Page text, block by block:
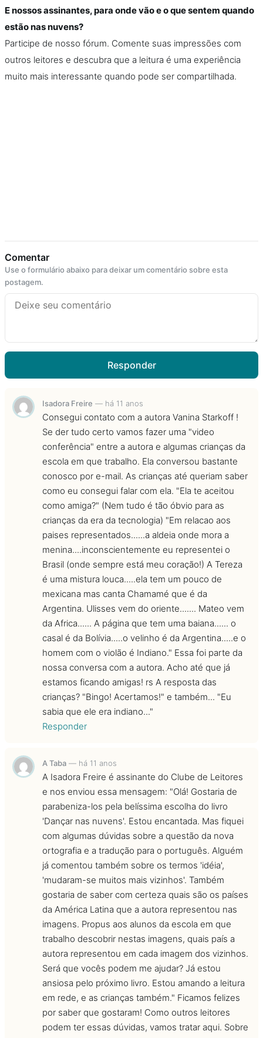
E nossos assinantes, para onde vão e o que sentem quando
estão nas nuvens?
Participe de nosso fórum. Comente suas impressões com
outros leitores e descubra que a leitura é uma experiência
muito mais interessante quando pode ser compartilhada.
Comentar
Use o formulário abaixo para deixar um comentário sobre esta
postagem.
Responder
Isadora Freire — há 11 anos
Consegui contato com a autora Vanina Starkoff !
Se der tudo certo vamos fazer uma "video
conferência" entre a autora e algumas crianças da
escola em que trabalho. Ela conversou bastante
conosco por e-mail. As crianças até queriam saber
como eu consegui falar com ela. "Ela te aceitou
como amiga?" (Nem tudo é tão óbvio para as
crianças da era da tecnologia) "Em relacao aos
paises representados......a aldeia onde mora a
menina....inconscientemente eu representei o
Brasil (onde sempre está meu coração!) A Tereza
é uma mistura louca.....ela tem um pouco de
mexicana mas canta Chamamé que é da
Argentina. Ulisses vem do oriente....... Mateo vem
da Africa...... A página que tem uma baiana...... o
casal é da Bolívia.....o velinho é da Argentina.....e o
homem com o violão é Indiano." Essa foi parte da
nossa conversa com a autora. Acho até que já
estamos ficando amigas! rs A resposta das
crianças? "Bingo! Acertamos!" e também... "Eu
sabia que ele era indiano..."
Responder
A Taba — há 11 anos
A Isadora Freire é assinante do Clube de Leitores
e nos enviou essa mensagem: "Olá! Gostaria de
parabeniza-los pela belíssima escolha do livro
'Dançar nas nuvens'. Estou encantada. Mas fiquei
com algumas dúvidas sobre a questão da nova
ortografia e a tradução para o português. Alguém
já comentou também sobre os termos 'idéia',
'mudaram-se muitos mais vizinhos'. Também
gostaria de saber com certeza quais são os países
da América Latina que a autora representou nas
imagens. Propus aos alunos da escola em que
trabalho descobrir nestas imagens, quais país a
autora representou em cada imagem dos vizinhos.
Será que vocês podem me ajudar? Já estou
ansiosa pelo próximo livro. Estou amando a leitura
em rede, e as crianças também." Ficamos felizes
por saber que gostaram! Como outros leitores
podem ter essas dúvidas, vamos tratar aqui. Sobre